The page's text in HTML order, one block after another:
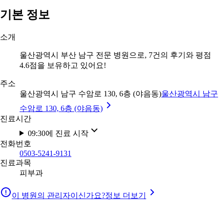
기본 정보
소개
울산광역시 부산 남구 전문 병원으로, 7건의 후기와 평점
4.6점을 보유하고 있어요!
주소
울산광역시 남구 수암로 130, 6층 (야음동)울산광역시 남구
수암로 130, 6층 (야음동)
진료시간
09:30에 진료 시작
전화번호
0503-5241-9131
진료과목
피부과
이 병원의 관리자이신가요?정보 더보기